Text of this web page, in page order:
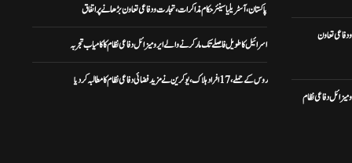
دفاعی تعاون
دفاعی نظام
پاکستان، آسٹریلیا سینئر حکام مذاکرات، تجارت و دفاعی تعاون بڑھانے پر اتفاق
اسرائیل کا طویل فاصلے تک مار کرنے والے ایرو میزائل دفاعی نظام کا کامیاب تجربہ
روس کے حملے، 17 افراد ہلاک، یوکرین نے مزید فضائی دفاعی نظام کا مطالبہ کر دیا